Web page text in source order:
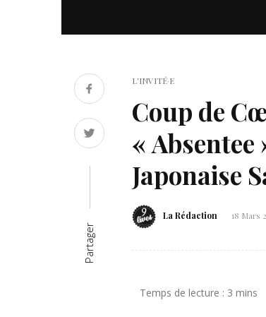
Partager
L'INVITÉ·E
Coup de
«
Japonaise
La Rédaction 18 Mars